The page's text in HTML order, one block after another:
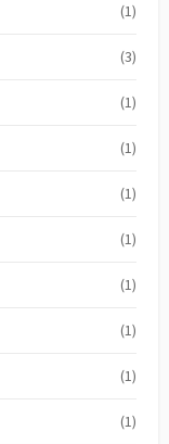
(1)
(3)
(1)
(1)
(1)
(1)
(1)
(1)
(1)
(1)